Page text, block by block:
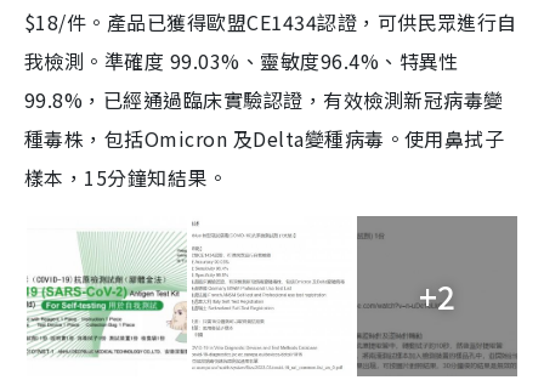
$18/件。產品已獲得歐盟CE1434認證，可供民眾進行自
我檢測。準確度 99.03%、靈敏度96.4%、特異性
99.8%，已經通過臨床實驗認證，有效檢測新冠病毒變
種毒株，包括Omicron 及Delta變種病毒。使用鼻拭子
樣本，15分鐘知結果。
+2